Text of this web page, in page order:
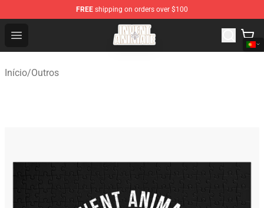
FREE shipping on orders over $100
Open menu
Invent Animate Shop - Official Invent Animate
Início/Outros